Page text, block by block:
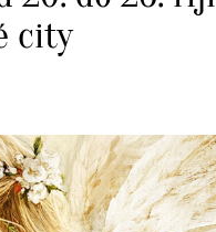
city